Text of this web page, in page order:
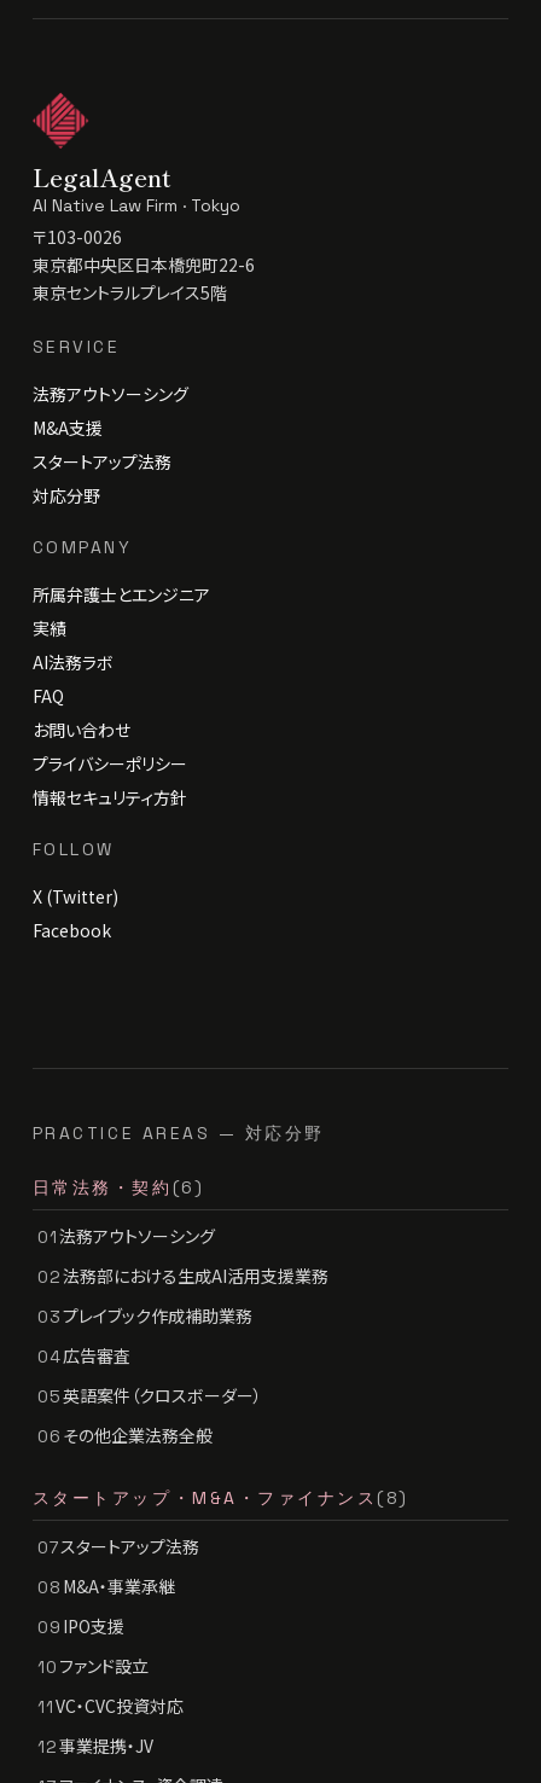
LegalAgent
AI Native Law Firm · Tokyo
〒103-0026
東京都中央区日本橋兜町22-6
東京セントラルプレイス5階
SERVICE
法務アウトソーシング
M&A支援
スタートアップ法務
対応分野
COMPANY
所属弁護士とエンジニア
実績
AI法務ラボ
FAQ
お問い合わせ
プライバシーポリシー
情報セキュリティ方針
FOLLOW
X (Twitter)
Facebook
PRACTICE AREAS — 対応分野
日常法務・契約 (6)
01法務アウトソーシング
02法務部における生成AI活用支援業務
03プレイブック作成補助業務
04広告審査
05英語案件（クロスボーダー）
06 その他企業法務全般
スタートアップ・M&A・ファイナンス (8)
07スタートアップ法務
08 M&A・事業承継
09 IPO支援
10 ファンド設立
11VC・CVC投資対応
12事業提携・JV